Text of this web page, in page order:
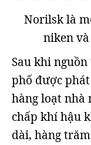
Norilsk là
niken
Sau khi
phố được
hàng loạt nhà
chấp khí hậu
dài, hàng